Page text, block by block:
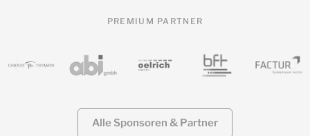
PREMIUM PARTNER
Alle Sponsoren & Partner